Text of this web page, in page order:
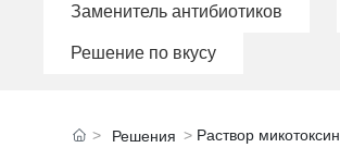
Заменитель антибиотиков
Решение по вкусу
Решения Раствор